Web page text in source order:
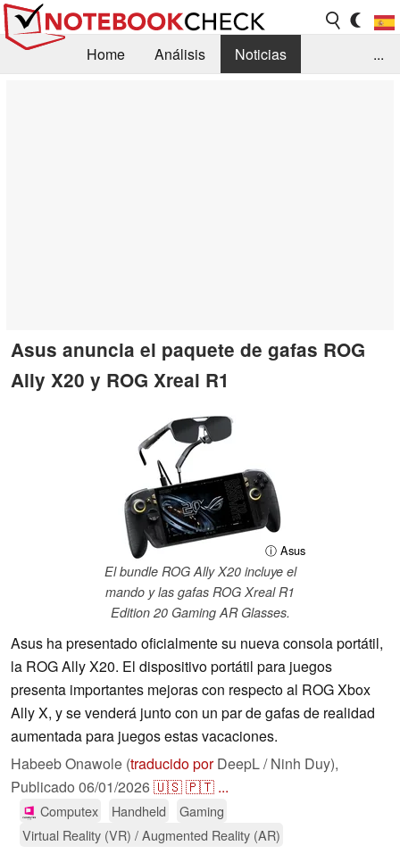
Home Análisis
Noticias
...
Asus anuncia el paquete de gafas ROG
Ally X20 y ROG Xreal R1
ⓘ Asus
El bundle ROG Ally X20 incluye el
mando y las gafas ROG Xreal R1
Edition 20 Gaming AR Glasses.
Asus ha presentado oficialmente su nueva consola portátil,
la ROG Ally X20. El dispositivo portátil para juegos
presenta importantes mejoras con respecto al ROG Xbox
Ally X, y se venderá junto con un par de gafas de realidad
aumentada para juegos estas vacaciones.
Habeeb Onawole (traducido porDeepL / Ninh Duy),
Publicado 06/01/2026🇺🇸🇵🇹 ...
Computex Handheld
Gaming
Virtual Reality (VR) / Augmented Reality (AR)